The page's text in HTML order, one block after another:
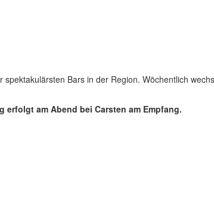
Bars in der Region. Wöchentlich
erfolgt am Abend bei Carsten am Empfang.